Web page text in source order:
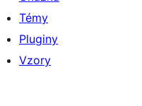
Témy
Pluginy
Vzory